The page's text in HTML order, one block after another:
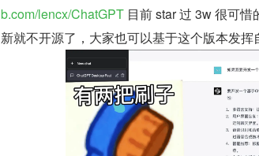
b.com/lencx/ChatGPT 目前 star 过 3w 很可
新就不开源了，大家也可以基于这个版本发挥